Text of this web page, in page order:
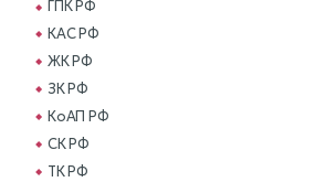
ГПК РФ
КАС РФ
ЖК РФ
ЗК РФ
КоАП РФ
СК РФ
ТК РФ